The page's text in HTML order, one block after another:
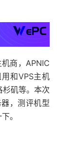
商，APNIC
和VPS主机
矶等。本次
，测评机型
。